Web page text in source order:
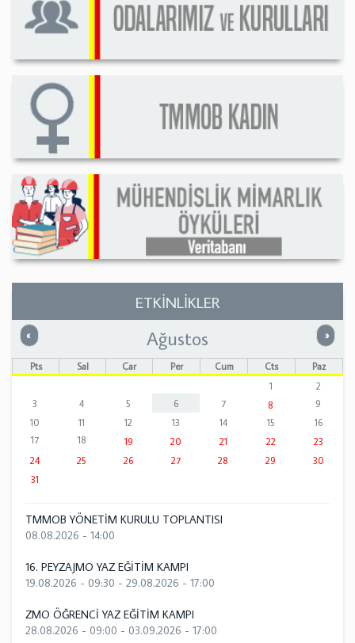
ETKİNLİKLER
« Önceki »
Ağustos
Pts Sal Çar Per Cum Cts
Paz
1
2
3
4 5 6 7 8
9
10
11 12 13 14 15
16
17
18 19 20 21 22
23
24
25 26 27 28 29
30
31
TMMOB YÖNETİM KURULU TOPLANTISI
08.08.2026 - 14:00
16. PEYZAJMO YAZ EĞİTİM KAMPI
19.08.2026 - 09:30 - 29.08.2026 - 17:00
ZMO ÖĞRENCİ YAZ EĞİTİM KAMPI
28.08.2026 - 09:00 - 03.09.2026 - 17:00